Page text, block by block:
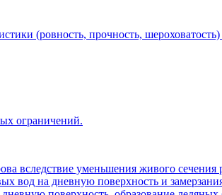
(ровность, прочность, шероховатость)
ограничений.
вследствие уменьшения живого сечения
вод на дневную поверхность и